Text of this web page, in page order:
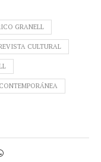
GRANELL
CULTURAL